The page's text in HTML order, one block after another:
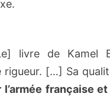
livre de Kamel
[…] Sa
française